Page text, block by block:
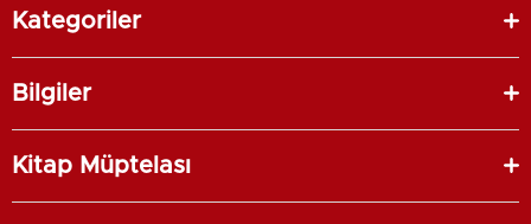
Kategoriler
Bilgiler
Kitap Müptelası